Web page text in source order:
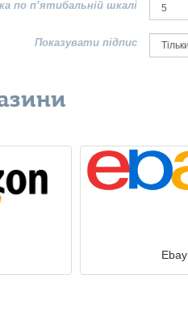
по п’ятибальній шкалі
Показувати підпис
Ebay